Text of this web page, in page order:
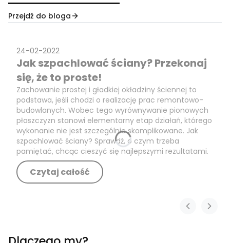
Przejdź do bloga
24-02-2022
Jak szpachlować ściany? Przekonaj
się, że to proste!
Zachowanie prostej i gładkiej okładziny ściennej to
podstawa, jeśli chodzi o realizację prac remontowo-
budowlanych. Wobec tego wyrównywanie pionowych
płaszczyzn stanowi elementarny etap działań, którego
wykonanie nie jest szczególnie skomplikowane. Jak
szpachlować ściany? Sprawdź, o czym trzeba
pamiętać, chcąc cieszyć się najlepszymi rezultatami.
Czytaj całość